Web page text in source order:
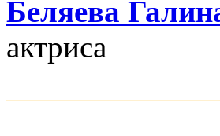
Беляева
актриса